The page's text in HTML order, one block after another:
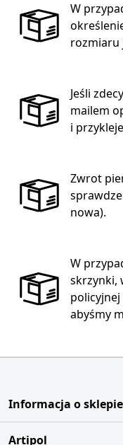
W
rozmiaru
Jeśli
mailem
i
Zwrot
nowa).
W
skrzynki,
policyjnej
abyśmy
Informacja o sklepie
Artipol